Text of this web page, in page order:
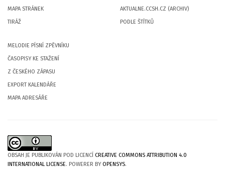
MAPA STRÁNEK
TIRÁŽ
AKTUALNE.CCSH.CZ (ARCHIV)
PODLE ŠTÍTKŮ
MELODIE PÍSNÍ ZPĚVNÍKU
ČASOPISY KE STAŽENÍ
Z ČESKÉHO ZÁPASU
EXPORT KALENDÁŘE
MAPA ADRESÁŘE
OBSAH JE PUBLIKOVÁN POD LICENCÍ CREATIVE COMMONS ATTRIBUTION 4.0
INTERNATIONAL LICENSE. POWERER BYOPENSYS.